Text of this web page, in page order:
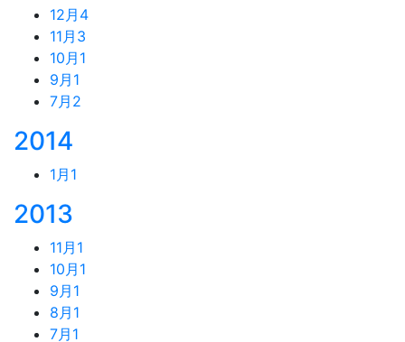
12月 4
11月 3
10月 1
9月 1
7月 2
2014
1月 1
2013
11月 1
10月 1
9月 1
8月 1
7月 1